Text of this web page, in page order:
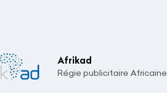
Afrikad
Régie publicitaire Africaine.